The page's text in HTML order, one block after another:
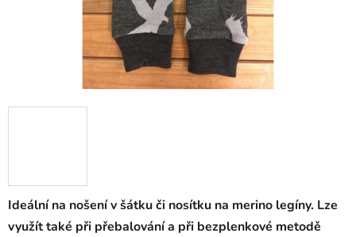
Ideální na nošení v šátku či nosítku na merino legíny. Lze
využít také při přebalování a při bezplenkové metodě